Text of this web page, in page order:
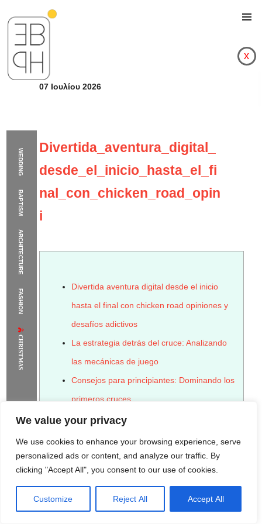
We value your privacy
We use cookies to enhance your browsing experience, serve
personalized ads or content, and analyze our traffic. By
clicking "Accept All", you consent to our use of cookies.
Customize Reject All Accept All
WEDDING
BAPTISM
ARCHITECTURE
FASHION
CHRISTMAS
Rome Project Santorini Project
Sounio Project 1
The Supermodels Always Bring Their
Flawless Festival Style to Rio
x
07 Ιουλίου 2026
Divertida_aventura_digital_
desde_el_inicio_hasta_el_fi
nal_con_chicken_road_opin
i
Divertida aventura digital desde el inicio
hasta el final con chicken road opiniones y
desafíos adictivos
La estrategia detrás del cruce: Analizando
las mecánicas de juego
Consejos para principiantes: Dominando los
primeros cruces
La comunidad y el atractivo social de
«chicken road»
Comparte tus logros: La importancia del
ranking online
juego y desafíos especiales